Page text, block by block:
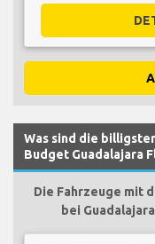
Was sind die
Budget Guadalajara
Die Fahrzeuge mit
bei